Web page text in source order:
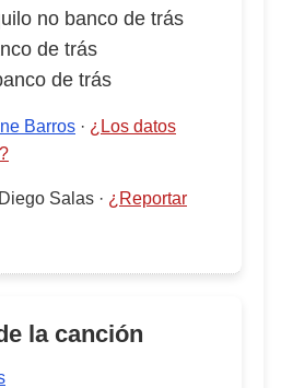
no banco de trás
de trás
de trás
Barros · ¿Los datos
Diego Salas · ¿Reportar
la canción